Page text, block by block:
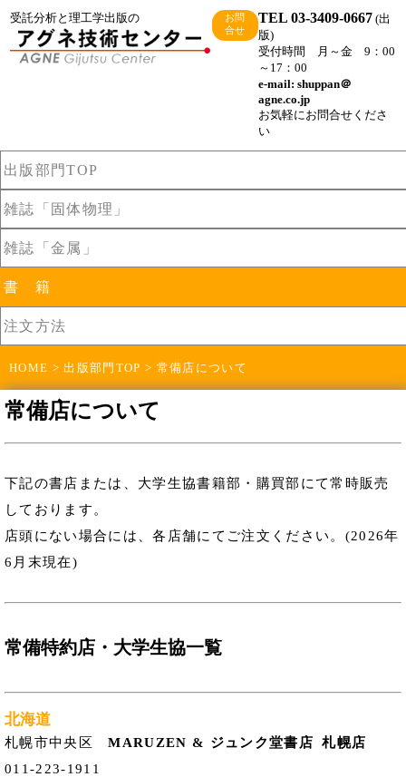
受託分析と理工学出版の
お問
合せ
TEL 03-3409-0667(出
版)
受付時間 月～金 9：00
～17：00
e-mail: shuppan＠
agne.co.jp
お気軽にお問合せくださ
い
出版部門TOP
雑誌「固体物理」
雑誌「金属」
書 籍
注文方法
HOME >出版部門TOP > 常備店について
常備店について
下記の書店または、大学生協書籍部・購買部にて常時販売
しております。
店頭にない場合には、各店舗にてご注文ください。(2026年
6月末現在)
常備特約店・大学生協一覧
北海道
札幌市中央区MARUZEN & ジュンク堂書店 札幌店
011-223-1911